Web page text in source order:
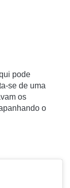
pode
se de uma
os
o